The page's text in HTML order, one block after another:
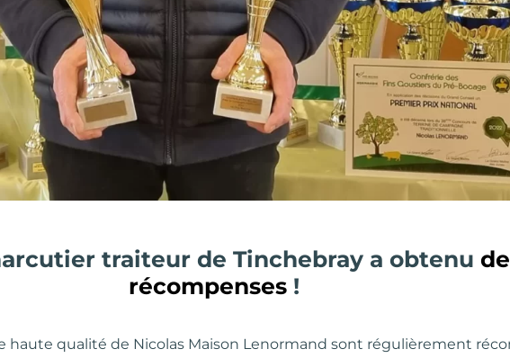
traiteur de Tinchebray a obtenu
récompenses !
haute qualité de Nicolas Maison Lenormand sont régulièrement